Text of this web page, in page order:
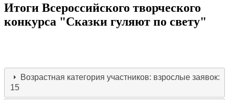
Итоги Всероссийского творческого
конкурса "Сказки гуляют по свету"
Возрастная категория участников: взрослыезаявок:
15